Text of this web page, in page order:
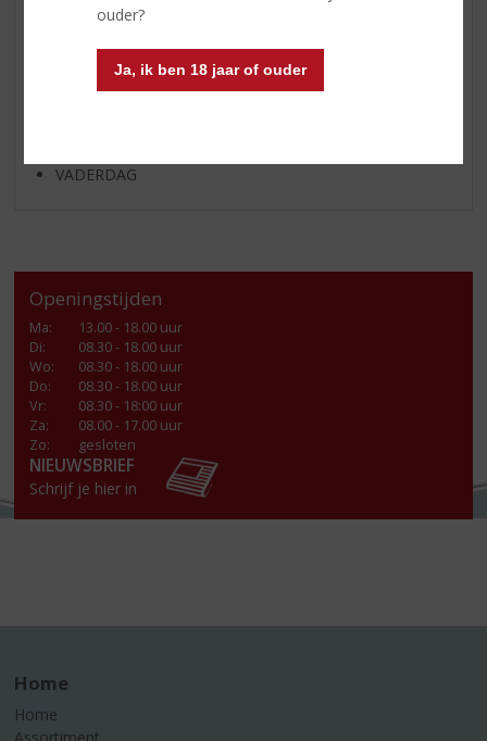
ouder?
Ja, ik ben 18 jaar of ouder
(RELATIE)GESCHENKEN
DIVERSEN
ALCOHOLVRIJE DRANKEN
VADERDAG
Openingstijden
Ma:
13.00 - 18.00 uur
Di:
08.30 - 18.00 uur
Wo:
08.30 - 18.00 uur
Do:
08.30 - 18.00 uur
Vr:
08.30 - 18:00 uur
Za:
08.00 - 17.00 uur
Zo:
gesloten
NIEUWSBRIEF
Schrijf je hier in
Home
Home
Assortiment